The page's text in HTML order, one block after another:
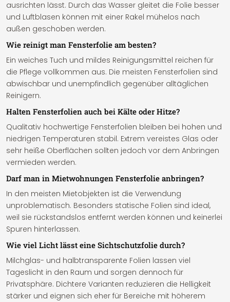
ausrichten lässt. Durch das Wasser gleitet die Folie besser
und Luftblasen können mit einer Rakel mühelos nach
außen geschoben werden.
Wie reinigt man Fensterfolie am besten?
Ein weiches Tuch und mildes Reinigungsmittel reichen für
die Pflege vollkommen aus. Die meisten Fensterfolien sind
abwischbar und unempfindlich gegenüber alltäglichen
Reinigern.
Halten Fensterfolien auch bei Kälte oder Hitze?
Qualitativ hochwertige Fensterfolien bleiben bei hohen und
niedrigen Temperaturen stabil. Extrem vereistes Glas oder
sehr heiße Oberflächen sollten jedoch vor dem Anbringen
vermieden werden.
Darf man in Mietwohnungen Fensterfolie anbringen?
In den meisten Mietobjekten ist die Verwendung
unproblematisch. Besonders statische Folien sind ideal,
weil sie rückstandslos entfernt werden können und keinerlei
Spuren hinterlassen.
Wie viel Licht lässt eine Sichtschutzfolie durch?
Milchglas- und halbtransparente Folien lassen viel
Tageslicht in den Raum und sorgen dennoch für
Privatsphäre. Dichtere Varianten reduzieren die Helligkeit
stärker und eignen sich eher für Bereiche mit höherem